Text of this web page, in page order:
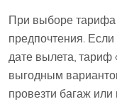
При выборе тарифа
предпочтения.
дате вылета,
выгодным
провезти багаж